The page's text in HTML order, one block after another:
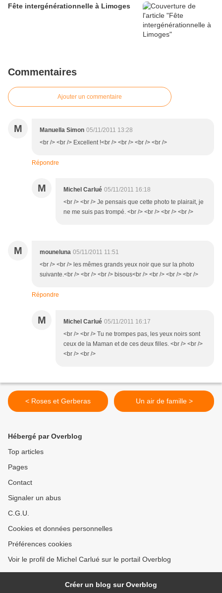
Fête intergénérationnelle à Limoges
Commentaires
Ajouter un commentaire
M Manuella Simon 05/11/2011 13:28
<br /> <br /> Excellent !<br /> <br /> <br /> <br />
Répondre
M Michel Carlué 05/11/2011 16:18
<br /> <br /> Je pensais que cette photo te plairait, je
ne me suis pas trompé. <br /> <br /> <br /> <br />
M mouneluna 05/11/2011 11:51
<br /> <br /> les mêmes grands yeux noir que sur la photo
suivante.<br /> <br /> <br /> bisous<br /> <br /> <br /> <br />
Répondre
M Michel Carlué 05/11/2011 16:17
<br /> <br /> Tu ne trompes pas, les yeux noirs sont
ceux de la Maman et de ces deux filles. <br /> <br />
<br /> <br />
< Roses et Gerberas Un air de famille >
Hébergé par Overblog
Top articles
Pages
Contact
Signaler un abus
C.G.U.
Cookies et données personnelles
Préférences cookies
Voir le profil de Michel Carlué sur le portail Overblog
Créer un blog sur Overblog